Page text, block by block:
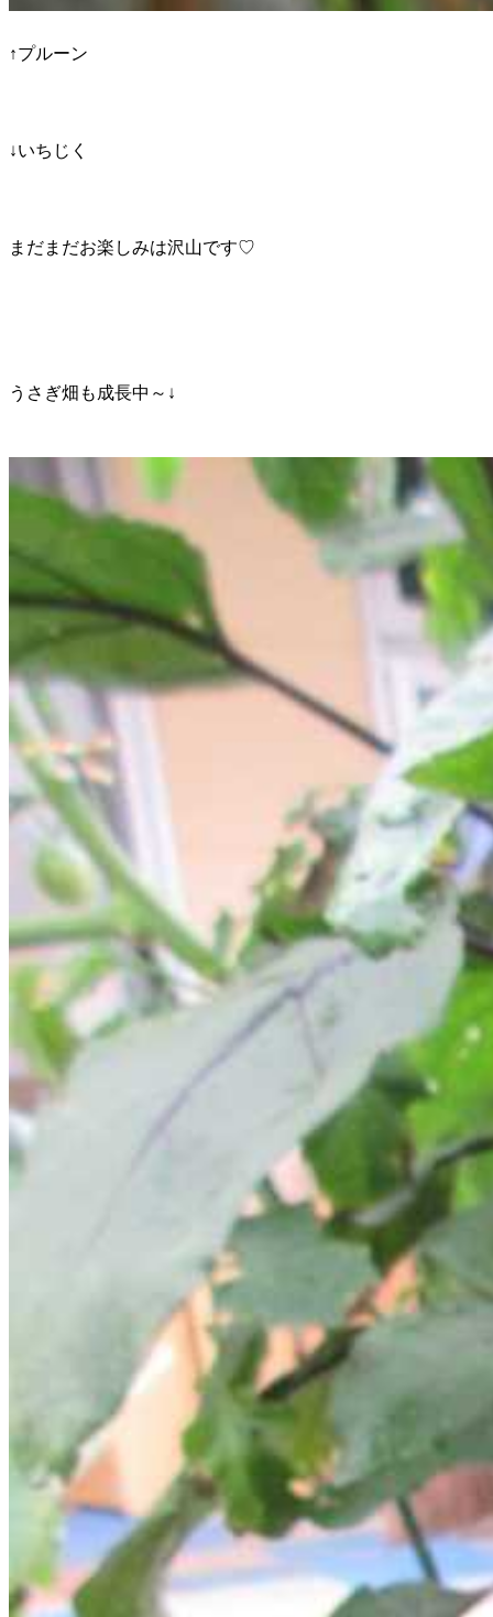
↑プルーン
↓いちじく
まだまだお楽しみは沢山です♡
うさぎ畑も成長中～↓